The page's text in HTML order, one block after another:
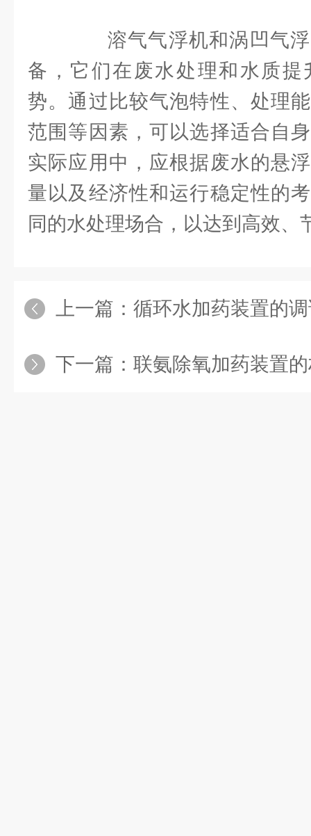
溶气气浮机和涡凹气浮
备，它们在废水处理和水质
势。通过比较气泡特性、处理
范围等因素，可以选择适合自
实际应用中，应根据废水的悬
量以及经济性和运行稳定性的
同的水处理场合，以达到高效、
上一篇： 循环水加药装置的
下一篇： 联氨除氧加药装置